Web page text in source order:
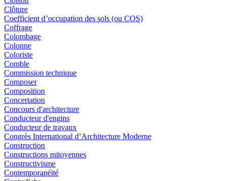
Clôture
Coefficient d’occupation des sols (ou COS)
Coffrage
Colombage
Colonne
Coloriste
Comble
Commission technique
Composer
Composition
Concertation
Concours d'architecture
Conducteur d'engins
Conducteur de travaux
Congrès International d’Architecture Moderne
Construction
Constructions mitoyennes
Constructivisme
Contemporanéité